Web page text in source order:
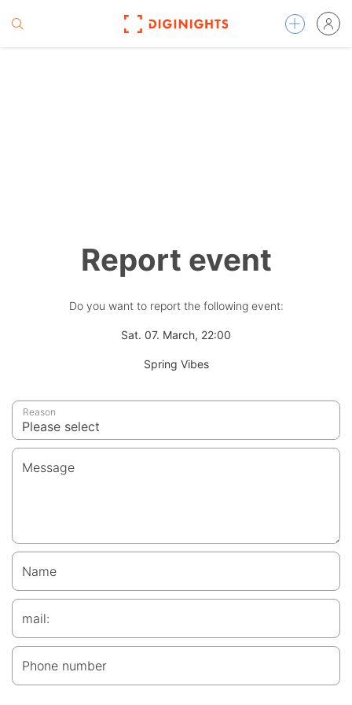
Report event
Do you want to report the following event:
Sat. 07. March, 22:00
Spring Vibes
Reason
Message
Name
mail:
Phone number